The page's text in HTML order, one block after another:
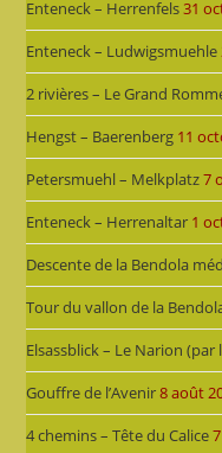
Enteneck – Herrenfels31
Enteneck – Ludwigsmuehle
2 rivières – Le Grand
Hengst – Baerenberg 11
Petersmuehl – Melkplatz7
Enteneck – Herrenaltar 1
Descente de la Bendola
Tour du vallon de la
Elsassblick – Le Narion (par
Gouffre de l’Avenir8 août
4 chemins – Tête du Calice